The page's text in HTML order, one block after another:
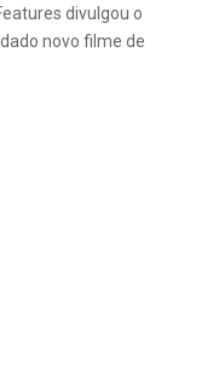
divulgou o
novo filme de